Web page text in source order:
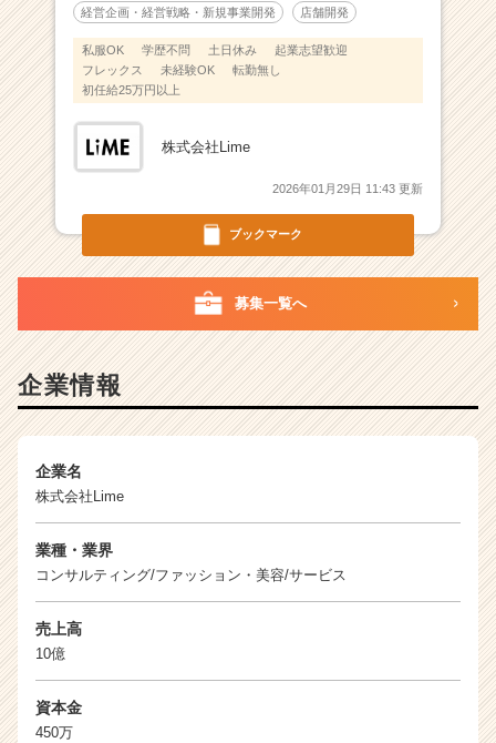
ブックマーク
経営企画・経営戦略・新規事業開発 店舗開発
私服OK 学歴不問 土日休み
起業志望歓迎
フレックス
未経験OK
転勤無し
初任給25万円以上
株式会社Lime
2026年01月29日 11:43 更新
募集一覧へ
企業情報
企業名
株式会社Lime
業種・業界
コンサルティング/ファッション・美容/サービス
売上高
10億
資本金
450万